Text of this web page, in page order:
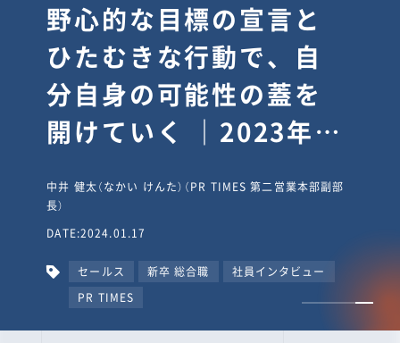
野心的な目標の宣言と
ひたむきな行動で、自
分自身の可能性の蓋を
開けていく ｜2023年度
タビュー #PR
TIMESな人たち
中井 健太（なかい けんた）（PR TIMES 第二営業本部副部
長）
DATE:2024.01.17
セールス 新卒 総合職
社員インタビュー
PR TIMES